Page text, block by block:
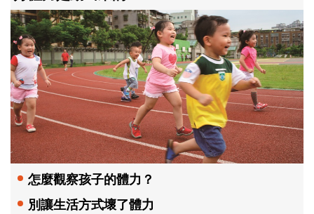
怎麼觀察孩子的體力？
別讓生活方式壞了體力